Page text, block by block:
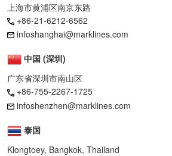
上海市黄浦区南京东路
+86-21-6212-6562
infoshanghai@marklines.com
中国 (深圳)
广东省深圳市南山区
+86-755-2267-1725
infoshenzhen@marklines.com
泰国
Klongtoey, Bangkok, Thailand